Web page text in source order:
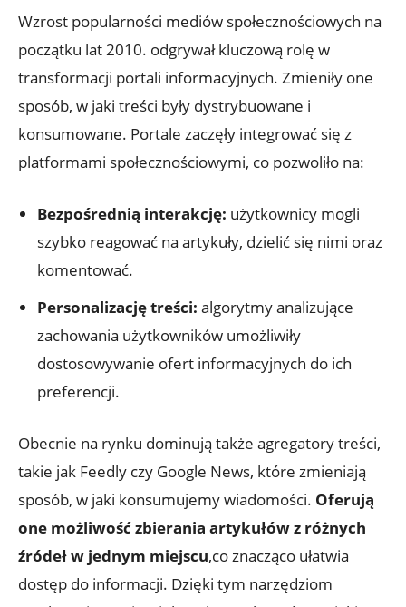
Wzrost popularności mediów społecznościowych na
początku lat 2010. odgrywał kluczową rolę w
transformacji portali informacyjnych. Zmieniły one
sposób, w jaki treści były dystrybuowane i
konsumowane. Portale zaczęły integrować się z
platformami społecznościowymi, co pozwoliło na:
Bezpośrednią interakcję: użytkownicy mogli
szybko reagować na artykuły, dzielić się nimi oraz
komentować.
Personalizację treści: algorytmy analizujące
zachowania użytkowników umożliwiły
dostosowywanie ofert informacyjnych do ich
preferencji.
Obecnie na rynku dominują także agregatory treści,
takie jak Feedly czy Google News, które zmieniają
sposób, w jaki konsumujemy wiadomości. Oferują
one możliwość zbierania artykułów z różnych
źródeł w jednym miejscu,co znacząco ułatwia
dostęp do informacji. Dzięki tym narzędziom